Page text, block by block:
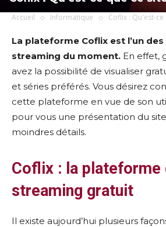
Accueil Informatique Coflix : Qu'est-
La plateforme Coflix est l’un
streaming du moment. En effet,
avez la possibilité de visualiser
et séries préférés. Vous désirez
cette plateforme en vue de son
pour vous une présentation du
moindres détails.
Coflix : la plateforme
streaming gratuit
Il existe aujourd’hui plusieurs